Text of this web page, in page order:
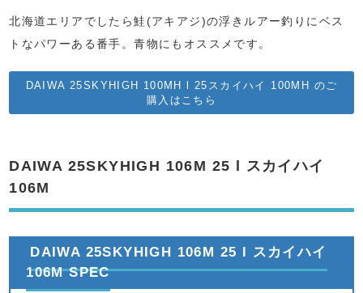
北海道エリアでしたら鮭(アキアジ)の浮きルアー釣りにベス
トなパワーある番手。青物にもオススメです。
DAIWA 25SKYHIGH 100MH l 25スカイハイ 100MH のご
購入はこちら
DAIWA 25SKYHIGH 106M 25 l スカイハイ
106M
DAIWA 25SKYHIGH 106M 25 l スカイハイ
106M SPEC